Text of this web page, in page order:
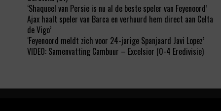
‘Shaqueel van Persie is nu al de beste speler van Feyenoord’
Ajax haalt speler van Barca en verhuurd hem direct aan Celta
de Vigo’
‘Feyenoord meldt zich voor 24-jarige Spanjaard Javi Lopez’
VIDEO: Samenvatting Cambuur – Excelsior (0-4 Eredivisie)